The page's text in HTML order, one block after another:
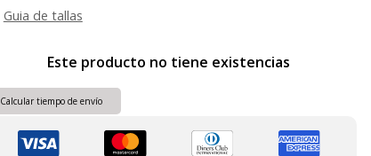
Guia de tallas
Este producto no tiene existencias
Calcular tiempo de envío